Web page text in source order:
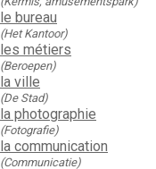
le bureau
(Het Kantoor)
les métiers
(Beroepen)
la ville
(De Stad)
la photographie
(Fotografie)
la communication
(Communicatie)